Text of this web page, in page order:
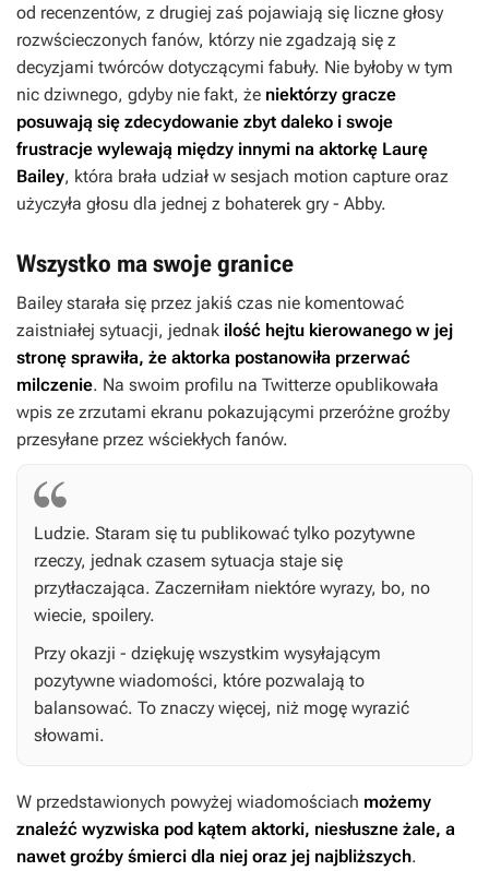
od recenzentów, z drugiej zaś pojawiają się liczne głosy
rozwścieczonych fanów, którzy nie zgadzają się z
decyzjami twórców dotyczącymi fabuły. Nie byłoby w tym
nic dziwnego, gdyby nie fakt, że niektórzy gracze
posuwają się zdecydowanie zbyt daleko i swoje
frustracje wylewają między innymi na aktorkę Laurę
Bailey, która brała udział w sesjach motion capture oraz
użyczyła głosu dla jednej z bohaterek gry - Abby.
Wszystko ma swoje granice
Bailey starała się przez jakiś czas nie komentować
zaistniałej sytuacji, jednak ilość hejtu kierowanego w jej
stronę sprawiła, że aktorka postanowiła przerwać
milczenie. Na swoim profilu na Twitterze opublikowała
wpis ze zrzutami ekranu pokazującymi przeróżne groźby
przesyłane przez wściekłych fanów.
Ludzie. Staram się tu publikować tylko pozytywne
rzeczy, jednak czasem sytuacja staje się
przytłaczająca. Zaczerniłam niektóre wyrazy, bo, no
wiecie, spoilery.
Przy okazji - dziękuję wszystkim wysyłającym
pozytywne wiadomości, które pozwalają to
balansować. To znaczy więcej, niż mogę wyrazić
słowami.
W przedstawionych powyżej wiadomościach możemy
znaleźć wyzwiska pod kątem aktorki, niesłuszne żale, a
nawet groźby śmierci dla niej oraz jej najbliższych.